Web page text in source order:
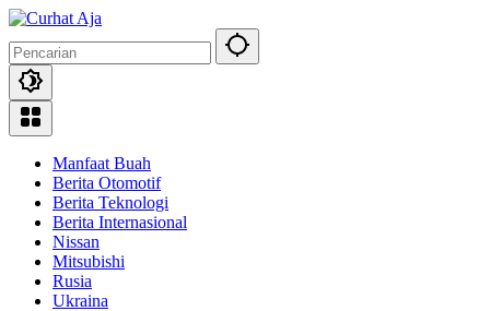
Langsung
konten
Manfaat Buah
Berita Otomotif
Berita Teknologi
Berita Internasional
Nissan
Mitsubishi
Rusia
Ukraina